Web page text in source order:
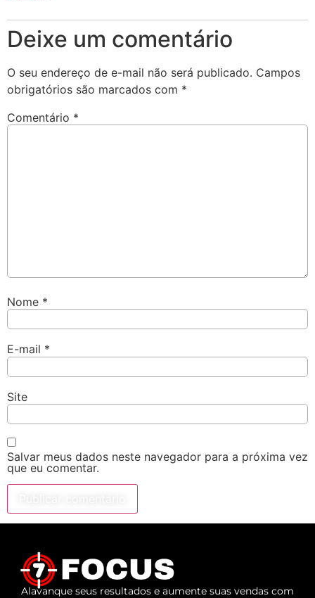
Deixe um comentário
O seu endereço de e-mail não será publicado. Campos
obrigatórios são marcados com *
Comentário *
Nome *
E-mail *
Site
Salvar meus dados neste navegador para a próxima vez
que eu comentar.
Alavanque seus resultados e aumente suas vendas com